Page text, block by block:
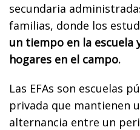
secundaria
familias, donde los
un tiempo en la escuela
hogares en el campo.
Las EFAs son escuelas
privada que mantienen
alternancia entre un